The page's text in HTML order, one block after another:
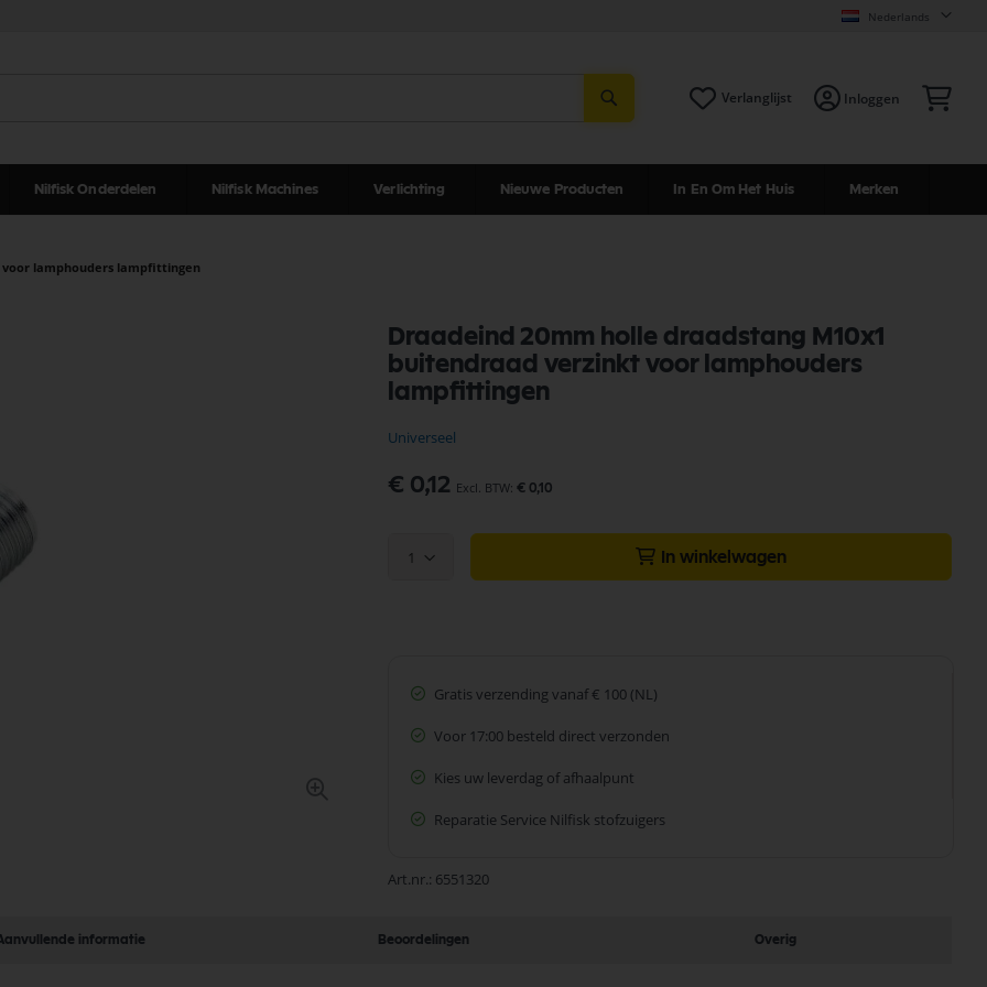
Nederlands
Verlanglijst Inloggen
Nilfisk Onderdelen Nilfisk Machines Verlichting Nieuwe Producten In En Om Het Huis Merken
lamphouders lampfittingen
Draadeind 20mm holle draadstang M10x1
buitendraad verzinkt voor lamphouders
lampfittingen
Universeel
€ 0,12 € 0,10
1 In winkelwagen
Gratis verzending vanaf € 100 (NL)
Voor 17:00 besteld direct verzonden
Kies uw leverdag of afhaalpunt
Reparatie Service Nilfisk stofzuigers
Art.nr. 6551320
informatie Beoordelingen Overig